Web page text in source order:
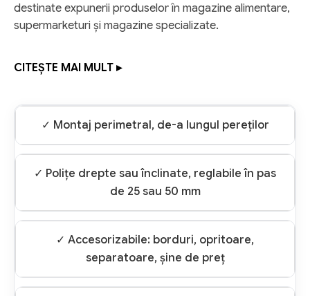
destinate expunerii produselor în magazine alimentare,
supermarketuri și magazine specializate.
CITEȘTE MAI MULT ▸
✓ Montaj perimetral, de-a lungul pereților
✓ Polițe drepte sau înclinate, reglabile în pas
de 25 sau 50 mm
✓ Accesorizabile: borduri, opritoare,
separatoare, șine de preț